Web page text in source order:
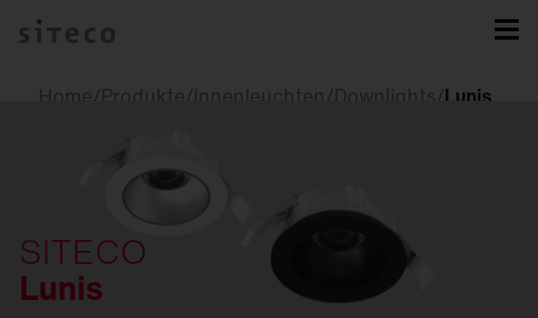
Home/Produkte/ Innenleuchten/Downlights/Lunis
SITECO
Lunis